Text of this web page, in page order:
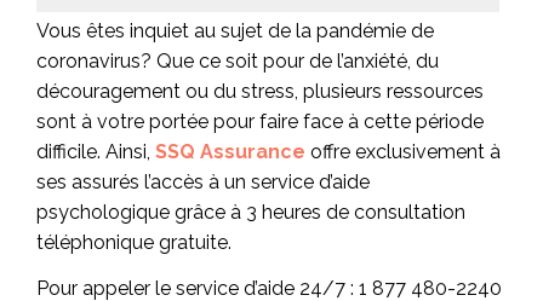
Vous êtes inquiet au sujet de la pandémie de
coronavirus? Que ce soit pour de l’anxiété, du
découragement ou du stress, plusieurs ressources
sont à votre portée pour faire face à cette période
difficile. Ainsi, SSQ Assurance offre exclusivement à
ses assurés l’accès à un service d’aide
psychologique grâce à 3 heures de consultation
téléphonique gratuite.
Pour appeler le service d’aide 24/7 : 1 877 480-2240